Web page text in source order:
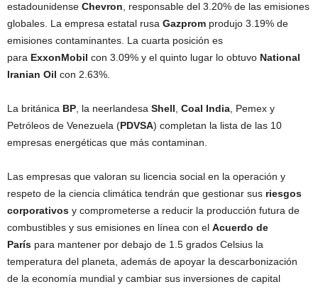
estadounidense Chevron , responsable del 3.20% de las emisiones
globales. La empresa estatal rusa Gazprom produjo 3.19% de
emisiones contaminantes. La cuarta posición es
para ExxonMobil con 3.09% y el quinto lugar lo obtuvo National
Iranian Oil con 2.63%.
La británica BP , la neerlandesa Shell Coal India , Pemex y
Petróleos de Venezuela (PDVSA) completan la lista de las 10
empresas energéticas que más contaminan.
Las empresas que valoran su licencia social en la operación y
respeto de la ciencia climática tendrán que gestionar sus riesgos
corporativos y comprometerse a reducir la producción futura de
combustibles y sus emisiones en línea con el Acuerdo de
París para mantener por debajo de 1.5 grados Celsius la
temperatura del planeta, además de apoyar la descarbonización
de la economía mundial y cambiar sus inversiones de capital